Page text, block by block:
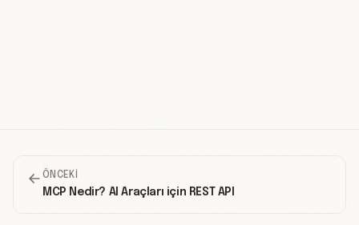
ÖNCEKI
MCP Nedir? AI Araçları için REST API